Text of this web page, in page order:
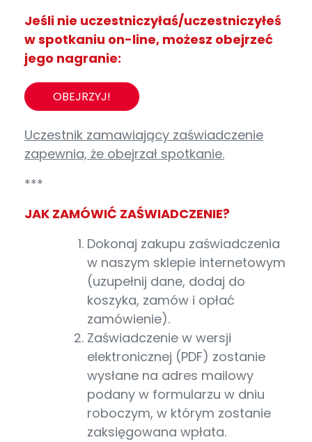
Jeśli nie uczestniczyłaś/uczestniczyłeś
w spotkaniu on-line, możesz obejrzeć
jego nagranie:
OBEJRZYJ!
Uczestnik zamawiający zaświadczenie
zapewnia, że obejrzał spotkanie.
***
JAK ZAMÓWIĆ ZAŚWIADCZENIE?
Dokonaj zakupu zaświadczenia
w naszym sklepie internetowym
(uzupełnij dane, dodaj do
koszyka, zamów i opłać
zamówienie).
Zaświadczenie w wersji
elektronicznej (PDF) zostanie
wysłane na adres mailowy
podany w formularzu w dniu
roboczym, w którym zostanie
zaksięgowana wpłata.